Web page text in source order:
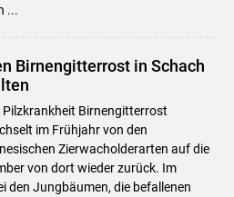
...
Birnengitterrost in Schach
Pilzkrankheit Birnengitterrost
im Frühjahr von den
Zierwacholderarten auf die
von dort wieder zurück. Im
den Jungbäumen, die befallenen